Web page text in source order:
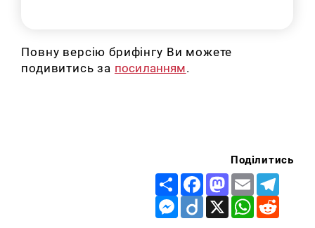
Повну версію брифінгу Ви можете
подивитись за посиланням.
Поділитись
Share FacebookMastodon
Email
Messenger
Diigo X WhatsApp